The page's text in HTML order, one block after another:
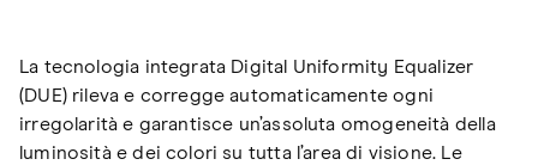
La tecnologia integrata Digital Uniformity Equalizer
(DUE) rileva e corregge automaticamente ogni
irregolarità e garantisce un’assoluta omogeneità della
luminosità e dei colori su tutta l’area di visione. Le